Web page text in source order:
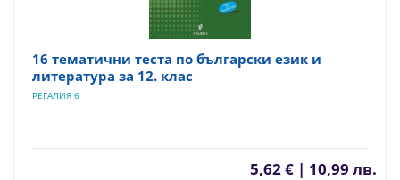
16 тематични теста по български език и
литература за 12. клас
РЕГАЛИЯ 6
5,62 € | 10,99 лв.